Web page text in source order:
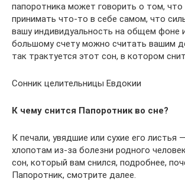
папоротника может говорить о том, что
принимать что-то в себе самом, что
вашу индивидуальность на общем фоне
большому счету можно считать вашим
так трактуется этот сон, в котором
Сонник целительницы Евдокии
К чему снится Папоротник во сне?
К печали, увядшие или сухие его листья
хлопотам из-за болезни родного
сон, который вам снился, подробнее,
Папоротник, смотрите далее.